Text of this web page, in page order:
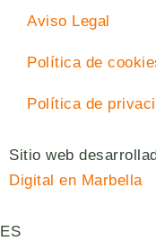
Aviso Legal
Política de
Política de
Sitio web
Digital en Marbella
ES